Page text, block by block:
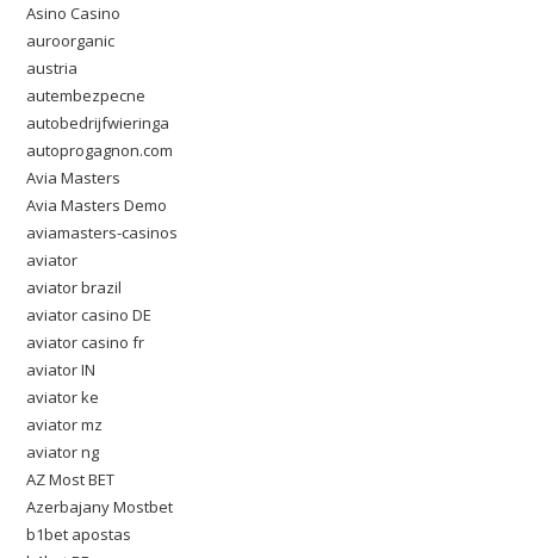
Asino Casino
auroorganic
austria
autembezpecne
autobedrijfwieringa
autoprogagnon.com
Avia Masters
Avia Masters Demo
aviamasters-casinos
aviator
aviator brazil
aviator casino DE
aviator casino fr
aviator IN
aviator ke
aviator mz
aviator ng
AZ Most BET
Azerbajany Mostbet
b1bet apostas